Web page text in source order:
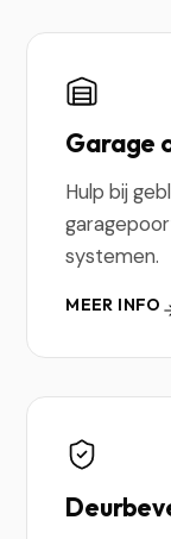
Garage
Hulp bij
systemen.
MEER INFO